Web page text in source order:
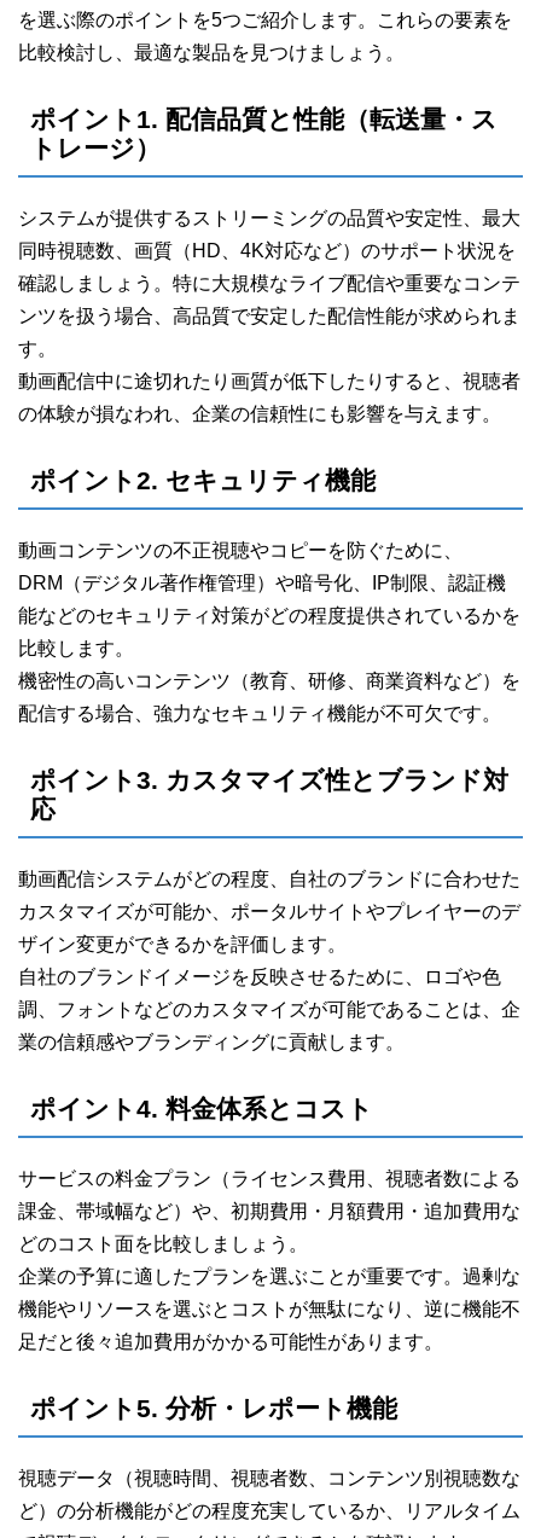
を選ぶ際のポイントを5つご紹介します。これらの要素を
比較検討し、最適な製品を見つけましょう。
ポイント1. 配信品質と性能（転送量・ス
トレージ）
システムが提供するストリーミングの品質や安定性、最大
同時視聴数、画質（HD、4K対応など）のサポート状況を
確認しましょう。特に大規模なライブ配信や重要なコンテ
ンツを扱う場合、高品質で安定した配信性能が求められま
す。
動画配信中に途切れたり画質が低下したりすると、視聴者
の体験が損なわれ、企業の信頼性にも影響を与えます。
ポイント2. セキュリティ機能
動画コンテンツの不正視聴やコピーを防ぐために、
DRM（デジタル著作権管理）や暗号化、IP制限、認証機
能などのセキュリティ対策がどの程度提供されているかを
比較します。
機密性の高いコンテンツ（教育、研修、商業資料など）を
配信する場合、強力なセキュリティ機能が不可欠です。
ポイント3. カスタマイズ性とブランド対
応
動画配信システムがどの程度、自社のブランドに合わせた
カスタマイズが可能か、ポータルサイトやプレイヤーのデ
ザイン変更ができるかを評価します。
自社のブランドイメージを反映させるために、ロゴや色
調、フォントなどのカスタマイズが可能であることは、企
業の信頼感やブランディングに貢献します。
ポイント4. 料金体系とコスト
サービスの料金プラン（ライセンス費用、視聴者数による
課金、帯域幅など）や、初期費用・月額費用・追加費用な
どのコスト面を比較しましょう。
企業の予算に適したプランを選ぶことが重要です。過剰な
機能やリソースを選ぶとコストが無駄になり、逆に機能不
足だと後々追加費用がかかる可能性があります。
ポイント5. 分析・レポート機能
視聴データ（視聴時間、視聴者数、コンテンツ別視聴数な
ど）の分析機能がどの程度充実しているか、リアルタイム